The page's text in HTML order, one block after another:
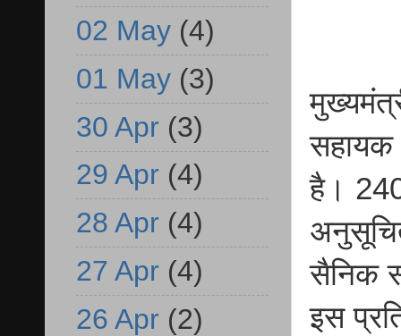
सहायक
है।
सैनिक
इस
02 May (4)
01 May (3)
30 Apr (3)
29 Apr (4)
28 Apr (4)
27 Apr (4)
26 Apr (2)